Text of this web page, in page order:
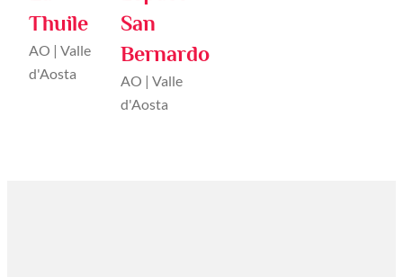
Thuile
AO | Valle
d'Aosta
San
Bernardo
AO | Valle
d'Aosta